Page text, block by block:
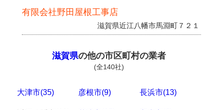
有限会社野田屋根工事店
滋賀県近江八幡市馬淵町７２１
滋賀県の他の市区町村の業者
(全140社)
大津市(35) 彦根市(9) 長浜市(13)